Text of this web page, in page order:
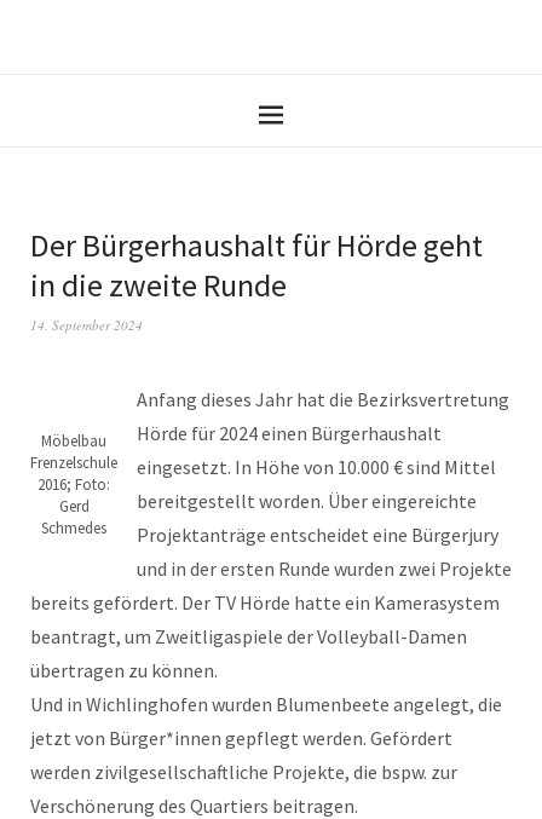
Der Bürgerhaushalt für Hörde geht
in die zweite Runde
14. September 2024
Möbelbau
Frenzelschule
2016; Foto:
Gerd
Schmedes
Anfang dieses Jahr hat die Bezirksvertretung
Hörde für 2024 einen Bürgerhaushalt
eingesetzt. In Höhe von 10.000 € sind Mittel
bereitgestellt worden. Über eingereichte
Projektanträge entscheidet eine Bürgerjury
und in der ersten Runde wurden zwei Projekte
bereits gefördert. Der TV Hörde hatte ein Kamerasystem
beantragt, um Zweitligaspiele der Volleyball-Damen
übertragen zu können.
Und in Wichlinghofen wurden Blumenbeete angelegt, die
jetzt von Bürger*innen gepflegt werden. Gefördert
werden zivilgesellschaftliche Projekte, die bspw. zur
Verschönerung des Quartiers beitragen.